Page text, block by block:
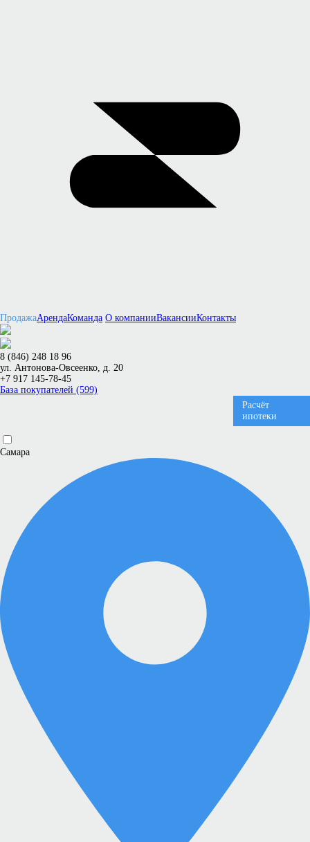
ПродажаАрендаКоманда О компанииВакансииКонтакты
8 (846) 248 18 96
ул. Антонова-Овсеенко, д. 20
+7 917 145-78-45
База покупателей (599)
Расчёт
ипотеки
Самара